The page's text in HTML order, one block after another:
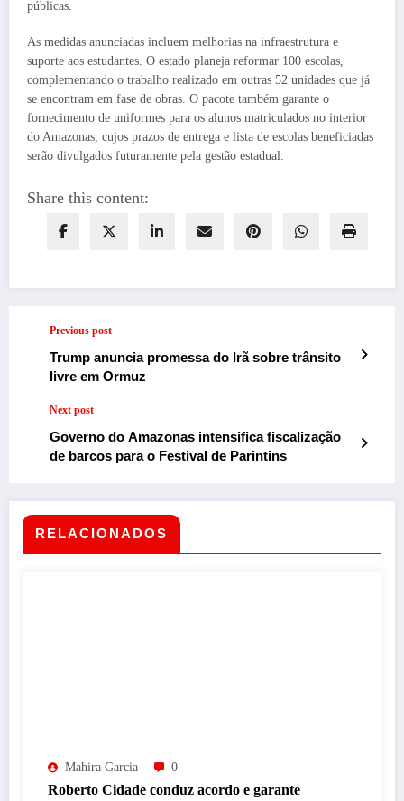
públicas.
As medidas anunciadas incluem melhorias na infraestrutura e
suporte aos estudantes. O estado planeja reformar 100 escolas,
complementando o trabalho realizado em outras 52 unidades que já
se encontram em fase de obras. O pacote também garante o
fornecimento de uniformes para os alunos matriculados no interior
do Amazonas, cujos prazos de entrega e lista de escolas beneficiadas
serão divulgados futuramente pela gestão estadual.
Share this content:
Previous post
Trump anuncia promessa do Irã sobre trânsito
livre em Ormuz
Next post
Governo do Amazonas intensifica fiscalização
de barcos para o Festival de Parintins
RELACIONADOS
Mahira Garcia 0
Roberto Cidade conduz acordo e garante